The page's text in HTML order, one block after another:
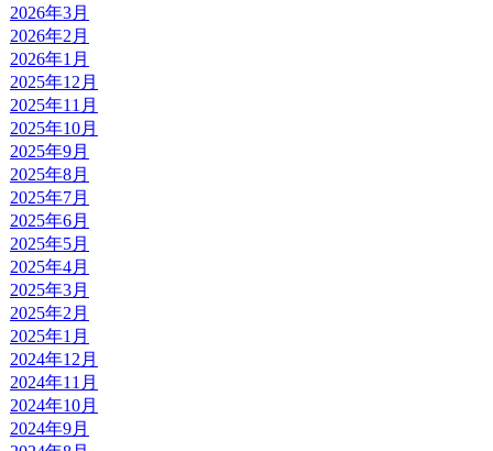
2026年3月
2026年2月
2026年1月
2025年12月
2025年11月
2025年10月
2025年9月
2025年8月
2025年7月
2025年6月
2025年5月
2025年4月
2025年3月
2025年2月
2025年1月
2024年12月
2024年11月
2024年10月
2024年9月